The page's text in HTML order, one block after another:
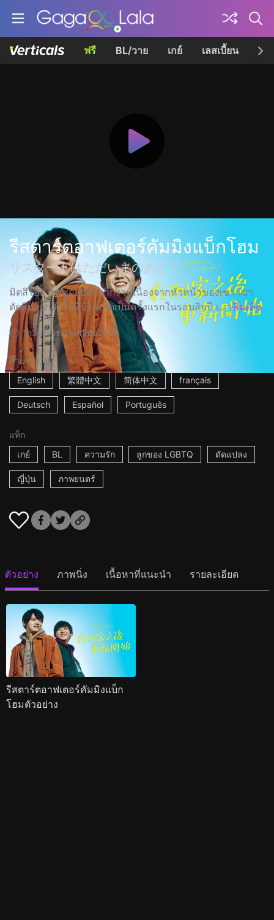
ฟรี BL/วาย เกย์ เลสเบี้ยน เค
รีสตาร์ตอาฟเตอร์คัมมิงแบ็กโฮม
リスタートはただいまのあとで
มิตสึโอมิ โคซูกะออกจากงานเนื่องจากหัวหน้าของเขา เขา
ตัดสินใจกลับไปที่บ้านเกิดเป็นครั้งแรกในรอบสิบปี เ... เพิ่มเติม
1h39mประเทศญี่ปุ่น2020
คำบรรยาย
English
繁體中文 简体中文 français
Deutsch Español Português
แท็ก
เกย์
BL ความรัก ลูกของ LGBTQ ดัดแปลง
ญี่ปุ่น ภาพยนตร์
ตัวอย่าง ภาพนิ่ง เนื้อหาที่แนะนำ รายละเอียด
รีสตาร์ตอาฟเตอร์คัมมิงแบ็ก
โฮมตัวอย่าง